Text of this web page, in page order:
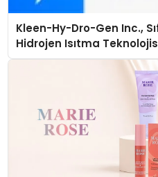
Kleen-Hy-Dro-Gen Inc.,
Hidrojen Isıtma
Düzenleyici Onaylarını